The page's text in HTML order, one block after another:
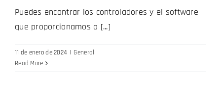
Puedes encontrar los controladores y el software
que proporcionamos a [...]
11 de enero de 2024 | General
Read More